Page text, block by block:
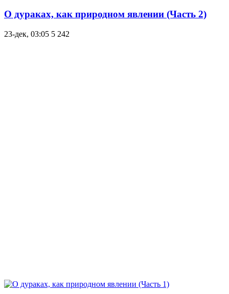
О дураках, как природном явлении (Часть 2)
23-дек, 03:05 5 242